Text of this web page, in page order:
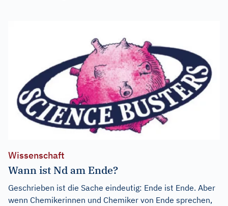
Wissenschaft
Wann ist Nd am Ende?
Geschrieben ist die Sache eindeutig: Ende ist Ende. Aber
wenn Chemikerinnen und Chemiker von Ende sprechen,